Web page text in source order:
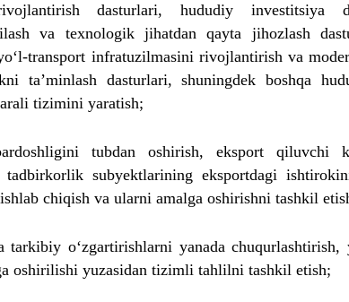
dasturlari, hududiy investitsiya
va texnologik jihatdan qayta jihozlash
transport infratuzilmasini rivojlantirish va
ta’minlash dasturlari, shuningdek boshqa
tizimini yaratish;
tubdan oshirish, eksport qiluvchi
subyektlarining eksportdagi
chiqish va ularni amalga oshirishni tashkil
o‘zgartirishlarni yanada chuqurlashtirish,
oshirilishi yuzasidan tizimli tahlilni tashkil etish;